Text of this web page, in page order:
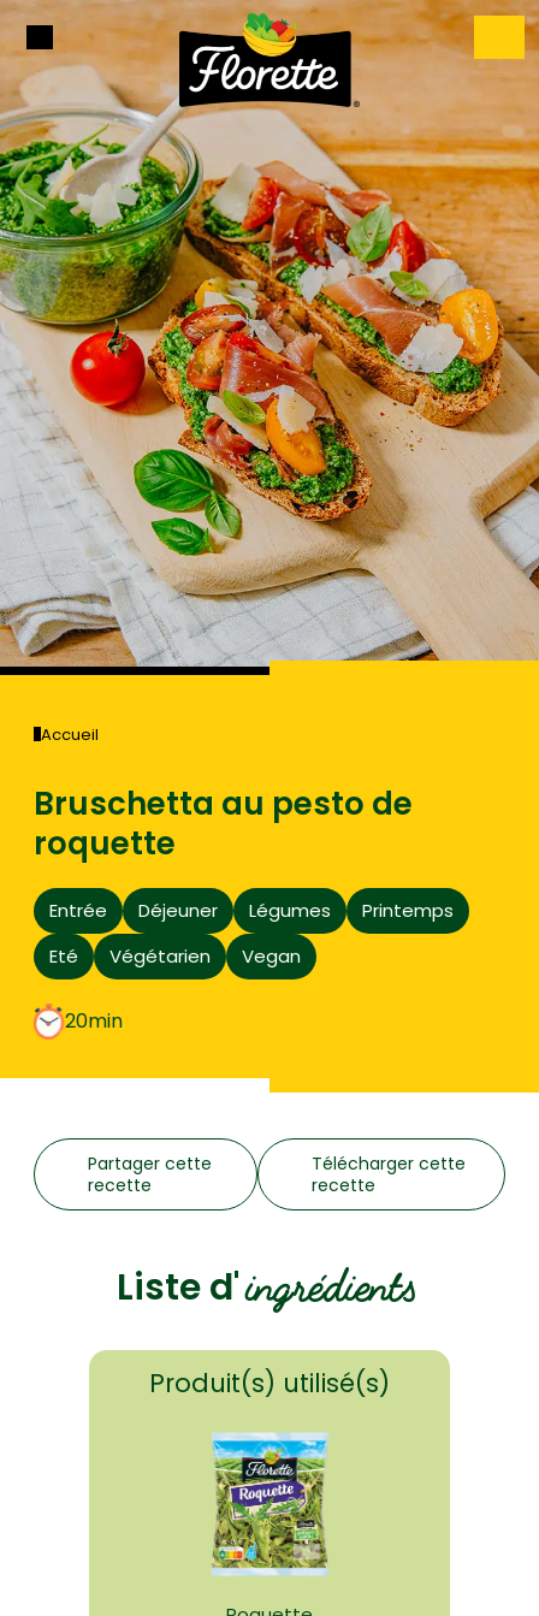
Accueil
Bruschetta au pesto de
roquette
Entrée Déjeuner Légumes
Printemps
Eté
Végétarien Vegan
20min
Partager cette
recette
Télécharger cette
recette
Liste d'ingrédients
Produit(s) utilisé(s)